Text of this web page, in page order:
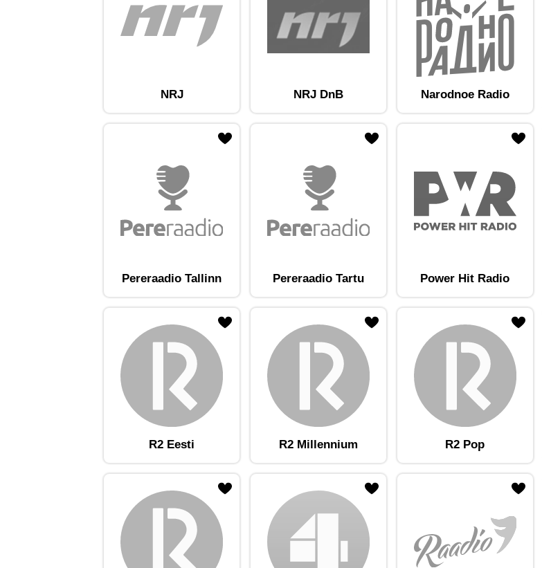
NRJ NRJ DnB Narodnoe Radio
Pereraadio Tallinn Pereraadio Tartu Power Hit Radio
Lisa raadiojaam lemmikute hulkaLisa raadiojaam lemmikute hulkaLisa raadiojaam lemmikute hulka
R2 Eesti R2 Millennium R2 Pop
Lisa raadiojaam lemmikute hulkaLisa raadiojaam lemmikute hulkaLisa raadiojaam lemmikute hulka
Lisa raadiojaam lemmikute hulkaLisa raadiojaam lemmikute hulkaLisa raadiojaam lemmikute hulka